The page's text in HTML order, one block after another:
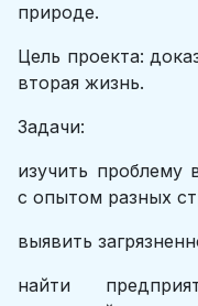
природе.
Цель проекта:
вторая жизнь.
Задачи:
изучить проблему
с опытом разных
выявить
найти